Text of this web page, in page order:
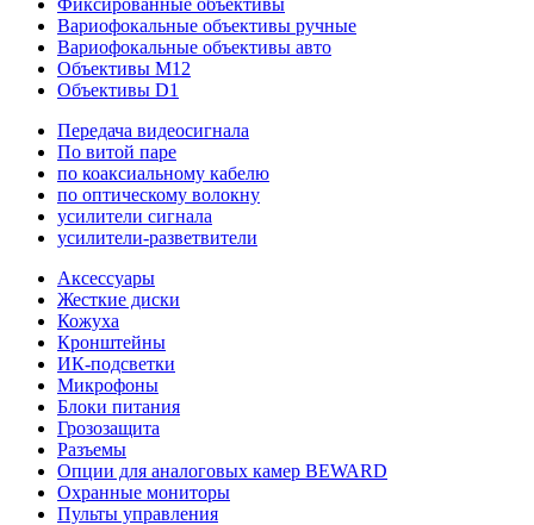
Фиксированные объективы
Вариофокальные объективы ручные
Вариофокальные объективы авто
Объективы M12
Объективы D1
Передача видеосигнала
По витой паре
по коаксиальному кабелю
по оптическому волокну
усилители сигнала
усилители-разветвители
Аксессуары
Жесткие диски
Кожуха
Кронштейны
ИК-подсветки
Микрофоны
Блоки питания
Грозозащита
Разъемы
Опции для аналоговых камер BEWARD
Охранные мониторы
Пульты управления